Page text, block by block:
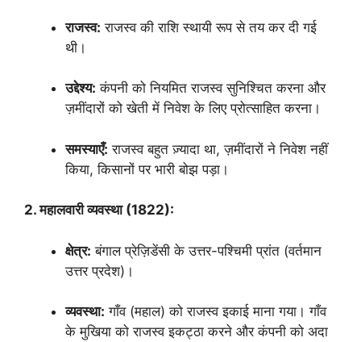
राजस्व: राजस्व की राशि स्थायी रूप से तय कर दी गई
थी।
उद्देश्य: कंपनी को नियमित राजस्व सुनिश्चित करना और
ज़मींदारों को खेती में निवेश के लिए प्रोत्साहित करना।
समस्याएँ: राजस्व बहुत ज़्यादा था, ज़मींदारों ने निवेश नहीं
किया, किसानों पर भारी बोझ पड़ा।
2. महालवारी व्यवस्था (1822):
क्षेत्र: बंगाल प्रेज़िडेंसी के उत्तर-पश्चिमी प्रांत (वर्तमान
उत्तर प्रदेश)।
व्यवस्था: गाँव (महाल) को राजस्व इकाई माना गया। गाँव
के मुखिया को राजस्व इकट्ठा करने और कंपनी को अदा